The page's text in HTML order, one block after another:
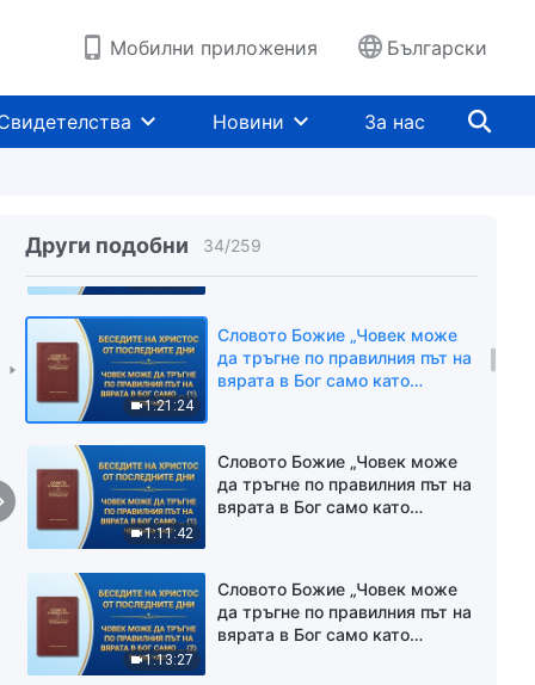
Мобилни приложения Български
Новини За нас
Други подобни 34/259
1:16:11
вярата в Бог само като
преодолее представите си (1)“
1:04:40
вярата в Бог само като
преодолее представите си (1)“
1:21:24
Словото Божие „Човек може
да тръгне по правилния път на
вярата в Бог само като
1:11:42
Словото Божие „Човек може
да тръгне по правилния път на
вярата в Бог само като
1:13:27
Словото Божие „Човек може
да тръгне по правилния път на
вярата в Бог само като